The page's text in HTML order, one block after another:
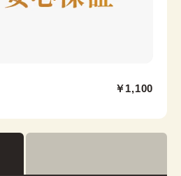
６−７ 楽天地浅草ビル 4階
￥1,100